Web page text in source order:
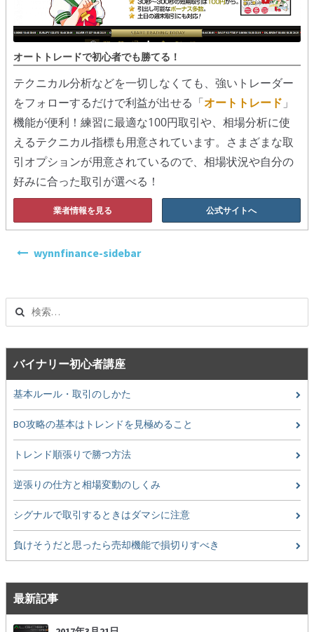
オートトレードで初心者でも勝てる！
テクニカル分析などを一切しなくても、強いトレーダー
をフォローするだけで利益が出せる「オートトレード 」
機能が便利！練習に最適な100円取引や、相場分析に使
えるテクニカル指標も用意されています。さまざまな取
引オプションが用意されているので、相場状況や自分の
好みに合った取引が選べる！
業者情報を見る 公式サイトへ
ビ
ゲ
ー
シ
ョ
ン
wynnfinance-sidebar
バイナリー初心者講座
基本ルール・取引のしかた
BO攻略の基本はトレンドを見極めること
トレンド順張りで勝つ方法
逆張りの仕方と相場変動のしくみ
シグナルで取引するときはダマシに注意
負けそうだと思ったら売却機能で損切りすべき
最新記事